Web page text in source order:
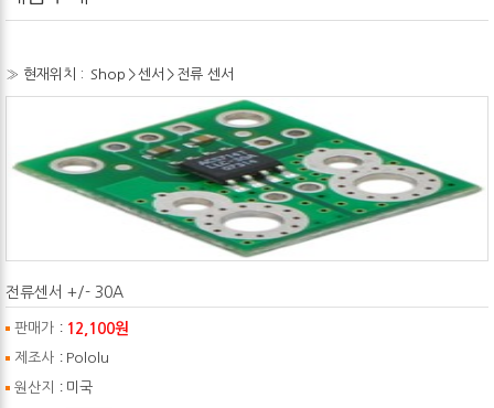
» 현재위치 : Shop >센서 > 전류 센서
전류센서 +/- 30A
판매가 : 12,100원
제조사 : Pololu
원산지 : 미국